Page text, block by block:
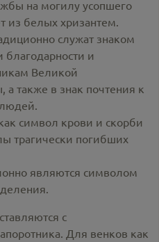
на могилу усопшего
из белых хризантем.
служат знаком
благодарности и
Великой
а также в знак почтения к
символ крови и скорби
трагически погибших
являются символом
с
Для венков как